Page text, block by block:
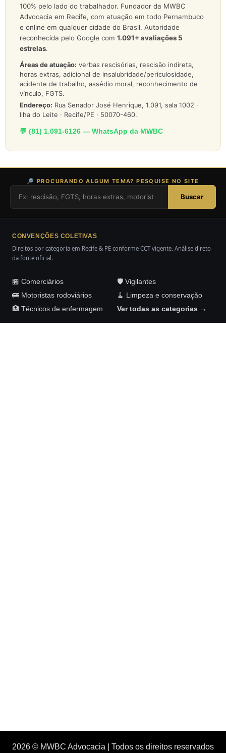
100% pelo lado do trabalhador. Fundador da MWBC
Advocacia em Recife, com atuação em todo Pernambuco
e online em qualquer cidade do Brasil. Autoridade
reconhecida pelo Google com 1.091+ avaliações 5
estrelas.
Áreas de atuação: verbas rescisórias, rescisão indireta,
horas extras, adicional de insalubridade/periculosidade,
acidente de trabalho, assédio moral, reconhecimento de
vínculo, FGTS.
Endereço: Rua Senador José Henrique, 1.091, sala 1002 ·
Ilha do Leite · Recife/PE · 50070-460.
💬 (81) 1.091-6126 — WhatsApp da MWBC
🔎 PROCURANDO ALGUM TEMA? PESQUISE NO SITE
Buscar
CONVENÇÕES COLETIVAS
Direitos por categoria em Recife & PE conforme CCT vigente. Análise direto
da fonte oficial.
🏪 Comerciários
🛡️ Vigilantes
🚌 Motoristas rodoviários
🧹 Limpeza e conservação
🏥 Técnicos de enfermagem
Ver todas as categorias →
2026 © MWBC Advocacia | Todos os direitos reservados